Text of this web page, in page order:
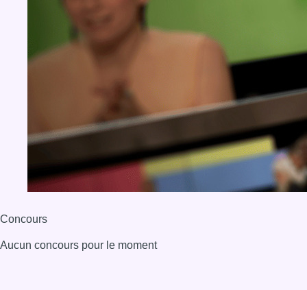
Concours
Aucun concours pour le moment